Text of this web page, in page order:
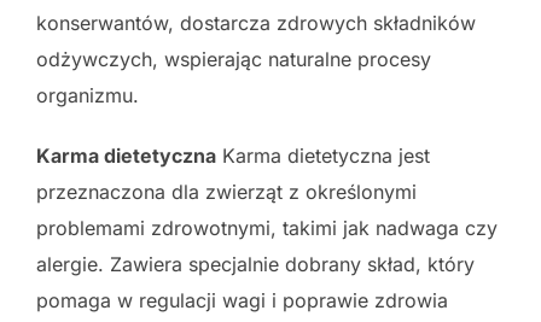
konserwantów, dostarcza zdrowych składników
odżywczych, wspierając naturalne procesy
organizmu.
Karma dietetyczna Karma dietetyczna jest
przeznaczona dla zwierząt z określonymi
problemami zdrowotnymi, takimi jak nadwaga czy
alergie. Zawiera specjalnie dobrany skład, który
pomaga w regulacji wagi i poprawie zdrowia